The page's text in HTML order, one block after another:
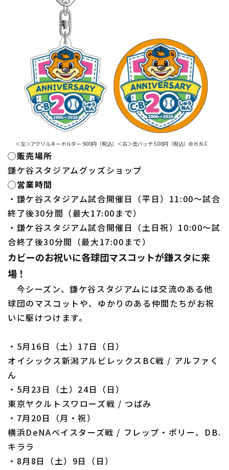
＜左＞アクリルキーホルダー 900円（税込）＜右＞缶バッチ 500円（税込）© H.N.F.
◯販売場所
鎌ケ谷スタジアムグッズショップ
◯営業時間
・鎌ケ谷スタジアム試合開催日（平日）11:00〜試合
終了後30分間（最大17:00まで）
・鎌ケ谷スタジアム試合開催日（土日祝）10:00〜試
合終了後30分間（最大17:00まで）
カビーのお祝いに各球団マスコットが鎌スタに来
場！
今シーズン、鎌ケ谷スタジアムには交流のある他
球団のマスコットや、ゆかりのある仲間たちがお祝
いに駆けつけます。
・5月16日（土）17日（日）
オイシックス新潟アルビレックスBC戦 / アルファく
ん
・5月23日（土）24日（日）
東京ヤクルトスワローズ戦 / つばみ
・7月20日（月・祝）
横浜DeNAベイスターズ戦 / フレップ・ポリー、DB.
キララ
・8月8日（土）9日（日）